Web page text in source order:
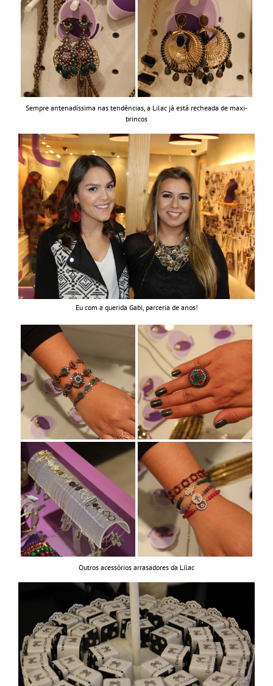
Sempre antenadíssima nas tendências, a Lilac já está recheada de maxi-
brincos
Eu com a querida Gabi, parceria de anos!
Outros acessórios arrasadores da Lilac